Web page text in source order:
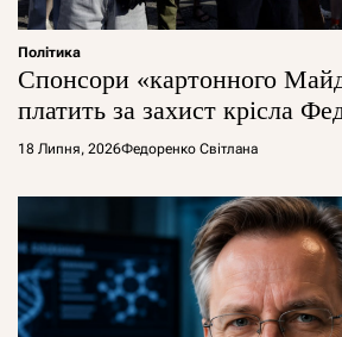
Політика
Спонсори «картонного
платить за захист крісла
18 Липня, 2026Федоренко Світлана